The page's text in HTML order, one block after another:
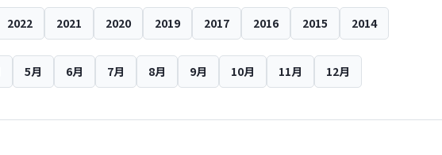
2022 2021 2020 2019 2017 2016 2015 2014
5月 6月 7月 8月 9月 10月 11月 12月